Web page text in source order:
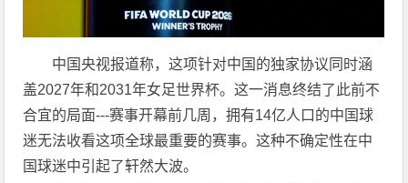
中国央视报道称，这项针对中国的独家协议同时涵
盖2027年和2031年女足世界杯。这一消息终结了此前不
合宜的局面---赛事开幕前几周，拥有14亿人口的中国球
迷无法收看这项全球最重要的赛事。这种不确定性在中
国球迷中引起了轩然大波。